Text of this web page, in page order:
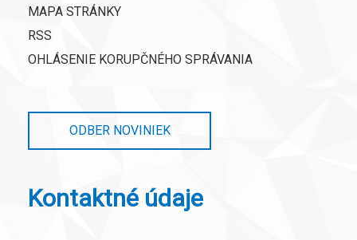
MAPA STRÁNKY
RSS
OHLÁSENIE KORUPČNÉHO SPRÁVANIA
ODBER NOVINIEK
Kontaktné údaje